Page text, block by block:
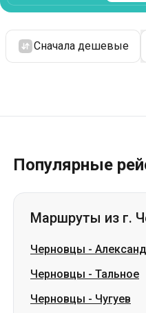
Сначала дешевые
Популярные
Маршруты из г.
Черновцы -
Черновцы - Тальное
Черновцы - Чугуев